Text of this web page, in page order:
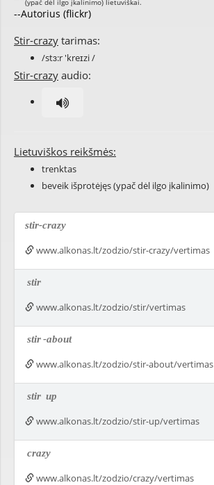
--Autorius (flickr)
Stir-crazy tarimas:
/stɜ:r 'kreɪzi /
Stir-crazy audio:
Lietuviškos reikšmės:
trenktas
beveik išprotėjęs (ypač dėl ilgo įkalinimo)
stir-crazy
www.alkonas.lt/zodzio/stir-crazy/vertimas
stir
www.alkonas.lt/zodzio/stir/vertimas
stir-about
www.alkonas.lt/zodzio/stir-about/vertimas
stir up
www.alkonas.lt/zodzio/stir-up/vertimas
crazy
www.alkonas.lt/zodzio/crazy/vertimas